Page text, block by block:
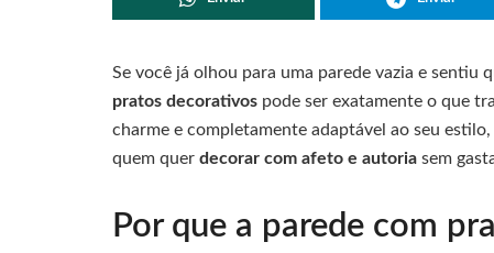
Se você já olhou para uma parede vazia e sentiu
pratos decorativos pode ser exatamente o que
charme e completamente adaptável ao seu
quem quer decorar com afeto e autoria sem
Por que a parede com